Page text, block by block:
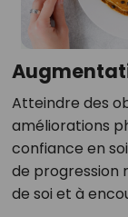
Atteindre des
améliorations
confiance en
de progression
de soi et à